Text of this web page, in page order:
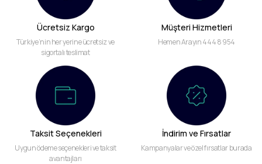
Ücretsiz Kargo
Türkiye’nin her yerine ücretsiz ve
sigortalı teslimat
Müşteri Hizmetleri
Hemen Arayın 444 8 954
Taksit Seçenekleri
Uygun ödeme seçenekleri ve taksit
avantajları
İndirim ve Fırsatlar
Kampanyalar ve özel fırsatlar burada